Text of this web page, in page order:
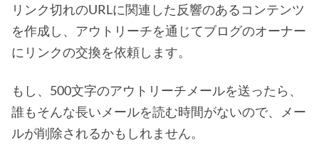
リンク切れのURLに関連した反響のあるコンテンツ
を作成し、アウトリーチを通じてブログのオーナー
にリンクの交換を依頼します。
もし、500文字のアウトリーチメールを送ったら、
誰もそんな長いメールを読む時間がないので、メー
ルが削除されるかもしれません。